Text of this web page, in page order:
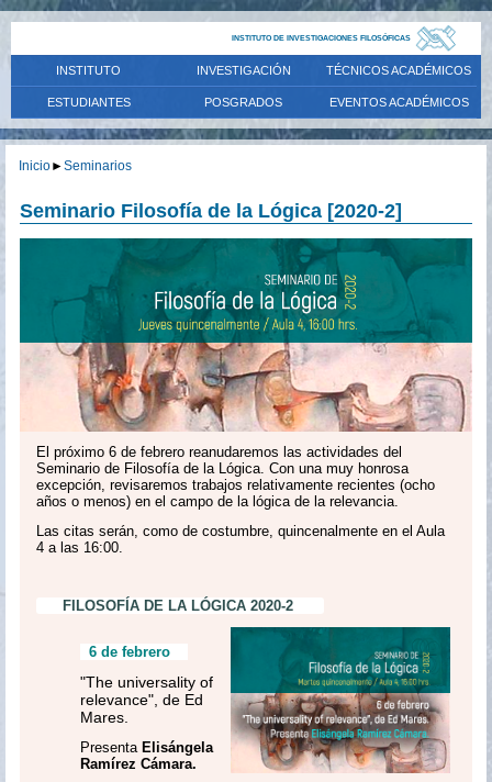
INSTITUTO DE INVESTIGACIONES FILOSÓFICAS
INSTITUTO INVESTIGACIÓN TÉCNICOS ACADÉMICOS
ESTUDIANTES POSGRADOS EVENTOS ACADÉMICOS
Inicio►Seminarios
Seminario Filosofía de la Lógica [2020-2]
El próximo 6 de febrero reanudaremos las actividades del
Seminario de Filosofía de la Lógica. Con una muy honrosa
excepción, revisaremos trabajos relativamente recientes (ocho
años o menos) en el campo de la lógica de la relevancia.
Las citas serán, como de costumbre, quincenalmente en el Aula
4 a las 16:00.
FILOSOFÍA DE LA LÓGICA 2020-2
6 de febrero
"The universality of
relevance", de Ed
Mares.
PresentaElisángela
Ramírez Cámara.